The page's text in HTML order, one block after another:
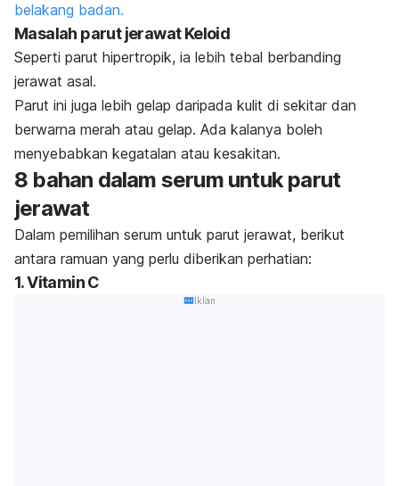
belakang badan.
Masalah parut jerawat Keloid
Seperti parut hipertropik, ia lebih tebal berbanding
jerawat asal.
Parut ini juga lebih gelap daripada kulit di sekitar dan
berwarna merah atau gelap. Ada kalanya boleh
menyebabkan kegatalan atau kesakitan.
8 bahan dalam serum untuk parut
jerawat
Dalam pemilihan serum untuk parut jerawat, berikut
antara ramuan yang perlu diberikan perhatian:
1. Vitamin C
Iklan